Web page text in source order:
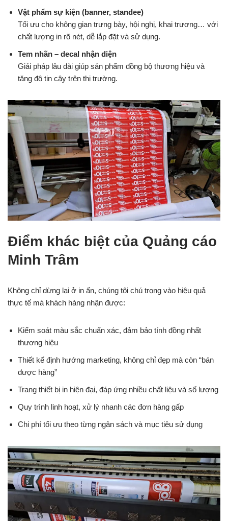
Vật phẩm sự kiện (banner, standee)
Tối ưu cho không gian trưng bày, hội nghị, khai trương… với
chất lượng in rõ nét, dễ lắp đặt và sử dụng.
Tem nhãn – decal nhận diện
Giải pháp lâu dài giúp sản phẩm đồng bộ thương hiệu và
tăng độ tin cậy trên thị trường.
Điểm khác biệt của Quảng cáo
Minh Trâm
Không chỉ dừng lại ở in ấn, chúng tôi chú trọng vào hiệu quả
thực tế mà khách hàng nhận được:
Kiểm soát màu sắc chuẩn xác, đảm bảo tính đồng nhất
thương hiệu
Thiết kế định hướng marketing, không chỉ đẹp mà còn “bán
được hàng”
Trang thiết bị in hiện đại, đáp ứng nhiều chất liệu và số lượng
Quy trình linh hoạt, xử lý nhanh các đơn hàng gấp
Chi phí tối ưu theo từng ngân sách và mục tiêu sử dụng